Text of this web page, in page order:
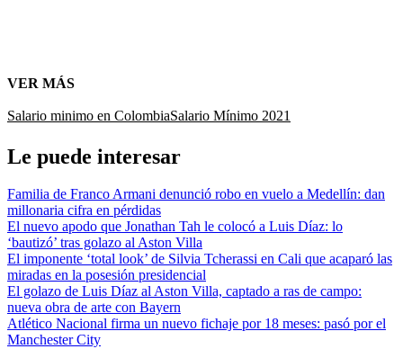
VER MÁS
Salario minimo en ColombiaSalario Mínimo 2021
Le puede interesar
Familia de Franco Armani denunció robo en vuelo a Medellín: dan
millonaria cifra en pérdidas
El nuevo apodo que Jonathan Tah le colocó a Luis Díaz: lo
‘bautizó’ tras golazo al Aston Villa
El imponente ‘total look’ de Silvia Tcherassi en Cali que acaparó las
miradas en la posesión presidencial
El golazo de Luis Díaz al Aston Villa, captado a ras de campo:
nueva obra de arte con Bayern
Atlético Nacional firma un nuevo fichaje por 18 meses: pasó por el
Manchester City